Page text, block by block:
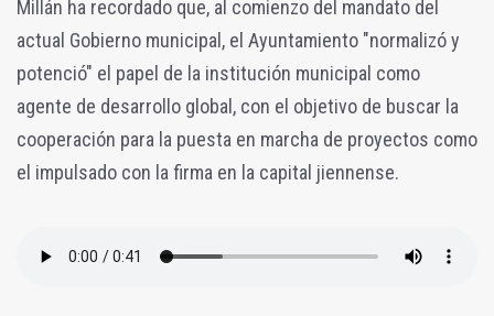
Millán ha recordado que, al comienzo del mandato del
actual Gobierno municipal, el Ayuntamiento "normalizó y
potenció" el papel de la institución municipal como
agente de desarrollo global, con el objetivo de buscar la
cooperación para la puesta en marcha de proyectos como
el impulsado con la firma en la capital jiennense.